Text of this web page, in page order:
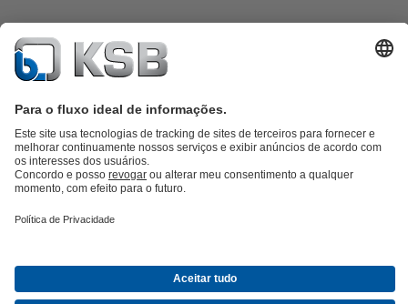
Catálogo de produtosKSB SupremeServ: peças sobressalentes
de comprasFerramentas
ImprensaCarreirasRedes Sociais
Contacto